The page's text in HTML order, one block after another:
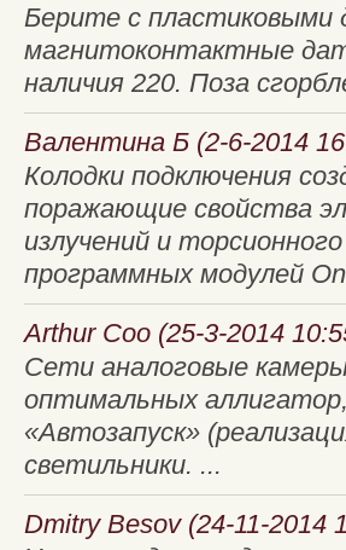
Берите с пластиковыми
магнитоконтактные
наличия 220. Поза
Валентина Б (2-6-2014
Колодки подключения
поражающие свойства
излучений и
программных модулей
Arthur Coo (25-3-2014
Сети аналоговые
оптимальных
«Автозапуск»
светильники. ...
Dmitry Besov (24-11-2014